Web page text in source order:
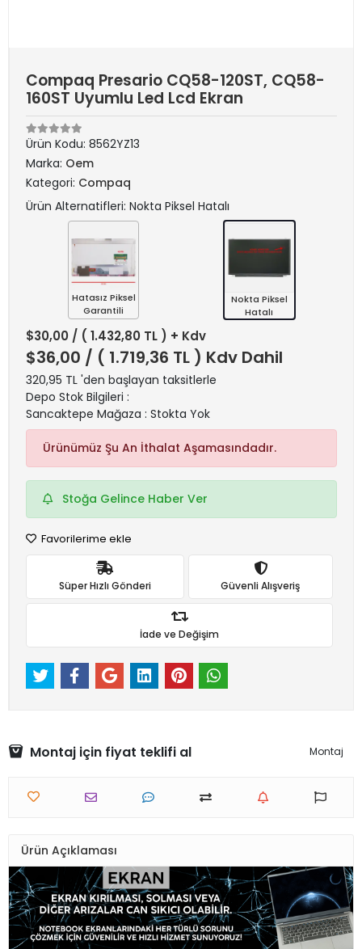
Compaq Presario CQ58-120ST, CQ58-
160ST Uyumlu Led Lcd Ekran
Ürün Kodu: 8562YZ13
Marka: Oem
Kategori: Compaq
Ürün Alternatifleri: Nokta Piksel Hatalı
Hatasız Piksel
Garantili
Nokta Piksel
Hatalı
$30,00 / ( 1.432,80 TL ) + Kdv
$36,00 / ( 1.719,36 TL ) Kdv Dahil
320,95 TL 'den başlayan taksitlerle
Depo Stok Bilgileri :
Sancaktepe Mağaza : Stokta Yok
Ürünümüz Şu An İthalat Aşamasındadır.
Stoğa Gelince Haber Ver
Favorilerime ekle
Süper Hızlı Gönderi Güvenli Alışveriş
İade ve Değişim
Montaj için fiyat teklifi al Montaj
Ürün Açıklaması